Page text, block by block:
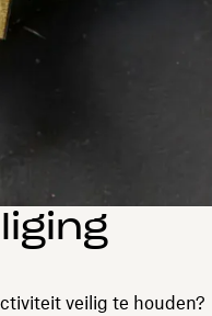
veilig te houden?